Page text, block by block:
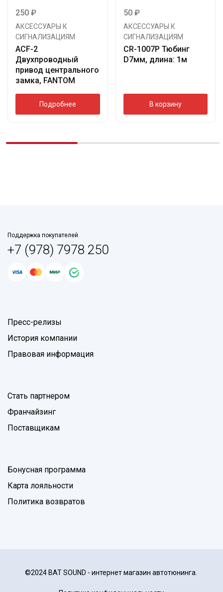
250 ₽
АКСЕССУАРЫ К
СИГНАЛИЗАЦИЯМ
ACF-2
Двухпроводный
привод центрального
замка, FANTOM
Подробнее
50 ₽
АКСЕССУАРЫ К
СИГНАЛИЗАЦИЯМ
CR-1007P Тюбинг
D7мм, длина: 1м
В корзину
Поддержка покупателей
+7 (978) 7978 250
Пресс-релизы
История компании
Правовая информация
Стать партнером
Франчайзинг
Поставщикам
Бонусная программа
Карта лояльности
Политика возвратов
©2024 BAT SOUND - интернет магазин автотюнинга.